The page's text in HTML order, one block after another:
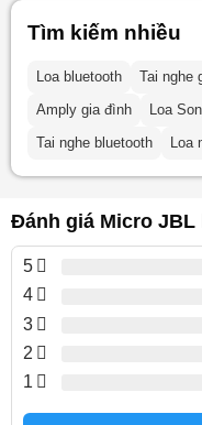
Tìm kiếm nhiều
Loa bluetooth Tai nghe
Amply gia đình
Loa
Tai nghe bluetooth
Loa
Đánh giá Micro JBL
5
4
3
2
1